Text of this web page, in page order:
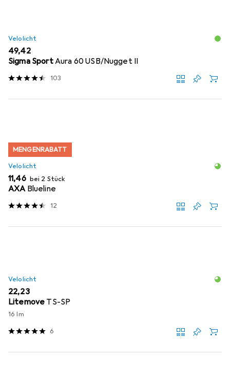
Velolicht
EUR
49,42
Sigma SportAura 60 USB/Nugget II
103
MENGENRABATT
Velolicht
EUR
11,46 bei 2 Stück
AXA Blueline
12
Velolicht
EUR
22,23
Litemove TS-SP
16 lm
6